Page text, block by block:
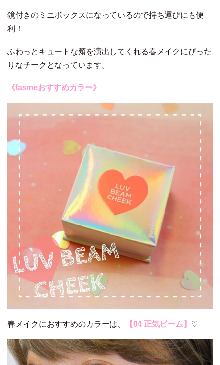
鏡付きのミニボックスになっているので持ち運びにも便
利！
ふわっとキュートな頬を演出してくれる春メイクにぴった
りなチークとなっています。
《fasmeおすすめカラー》
春メイクにおすすめのカラーは、 【04 正気ビーム】 ♡